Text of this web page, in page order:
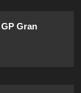
Gran